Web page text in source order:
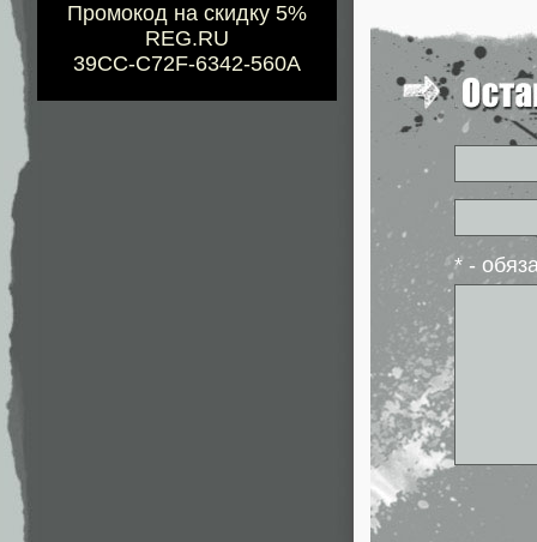
Промокод на скидку 5%
REG.RU
39CC-C72F-6342-560A
* -